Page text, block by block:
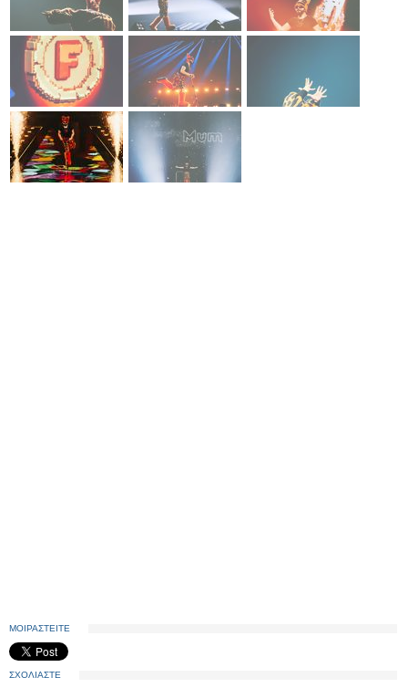
ΜΟΙΡΑΣΤΕΙΤΕ
ΣΧΟΛΙΑΣΤΕ